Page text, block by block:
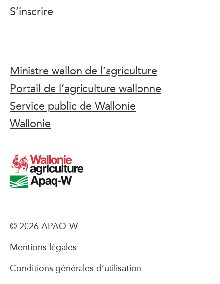
S’inscrire
Ministre wallon de l’agriculture
Portail de l’agriculture wallonne
Service public de Wallonie
Wallonie
© 2026 APAQ-W
Mentions légales
Conditions générales d’utilisation